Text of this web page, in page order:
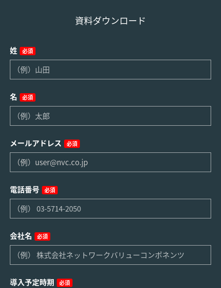
資料ダウンロード
姓 必須
名 必須
メールアドレス 必須
電話番号 必須
会社名 必須
導入予定時期 必須